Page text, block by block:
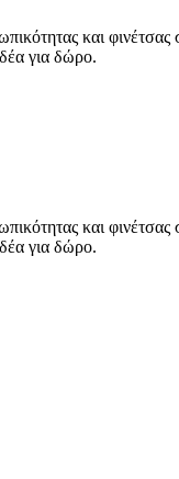
και φινέτσας
για δώρο.
και φινέτσας
για δώρο.